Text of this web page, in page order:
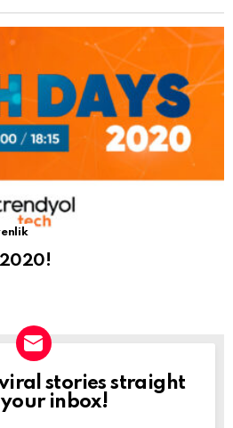
2020!
stories straight
inbox!